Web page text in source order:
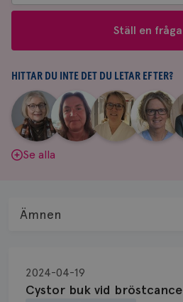
&
svar
Ställ en fråga
HITTAR DU INTE DET DU LETAR EFTER?
Aina
Johnsson
|
Anne
Andersson
Fredrika
Killander
|
Jeanette
Bäcklund
|
Se alla
Cystor buk vid
2024-04-19
Ämnen
Biopsi